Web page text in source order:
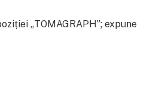
„TOMAGRAPH”; expune